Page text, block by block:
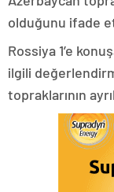
olduğunu ifade
Rossiya 1’e
ilgili
topraklarının